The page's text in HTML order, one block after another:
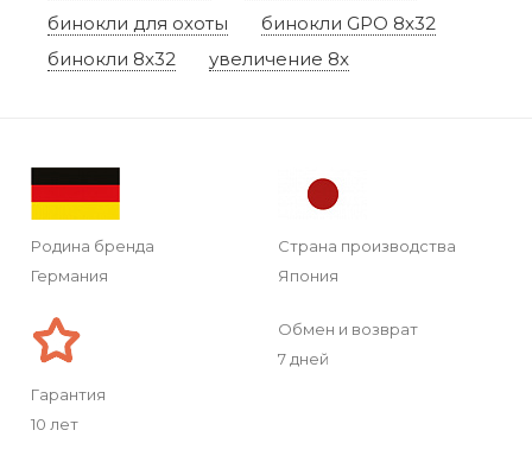
бинокли для охоты
бинокли GPO 8x32
бинокли 8x32
увеличение 8x
Родина бренда
Германия
Страна производства
Япония
Гарантия
10 лет
Обмен и возврат
7 дней